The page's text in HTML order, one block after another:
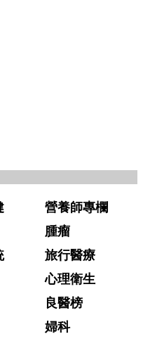
營養師專欄
腫瘤
旅行醫療
心理衛生
良醫榜
婦科